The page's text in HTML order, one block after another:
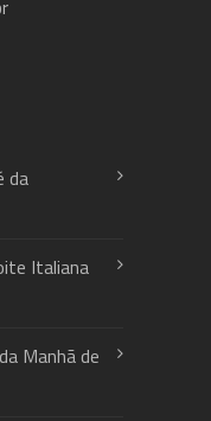
da
Italiana
Manhã de